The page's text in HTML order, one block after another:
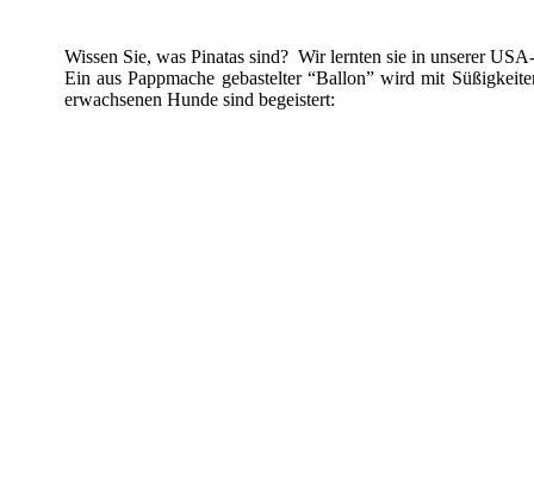
Wissen Sie, was Pinatas sind? Wir lernten sie in unserer
Ein aus Pappmache gebastelter “Ballon” wird mit
erwachsenen Hunde sind begeistert: